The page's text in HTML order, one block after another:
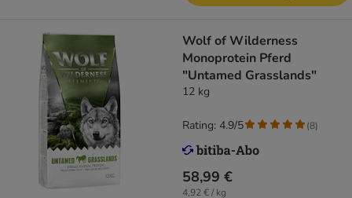
Wolf of Wilderness
Monoprotein Pferd
"Untamed Grasslands"
12 kg
58,99 €
4,92 € / kg
Rating: 4.9/5 (8)